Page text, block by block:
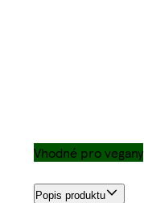
Vhodné pro vegany
Popis produktu